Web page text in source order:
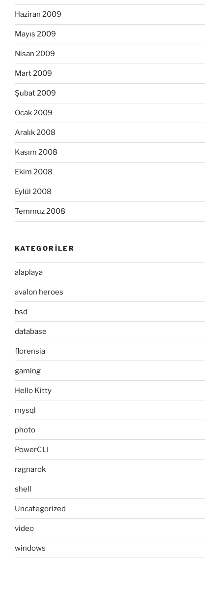
Haziran 2009
Mayıs 2009
Nisan 2009
Mart 2009
Şubat 2009
Ocak 2009
Aralık 2008
Kasım 2008
Ekim 2008
Eylül 2008
Temmuz 2008
KATEGORILER
alaplaya
avalon heroes
bsd
database
florensia
gaming
Hello Kitty
mysql
photo
PowerCLI
ragnarok
shell
Uncategorized
video
windows